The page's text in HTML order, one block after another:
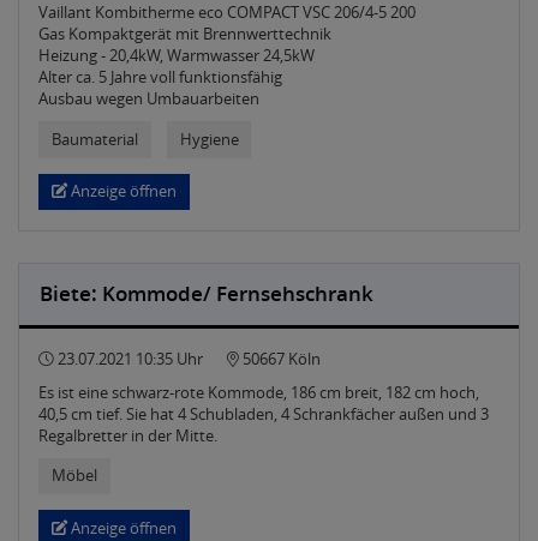
Vaillant Kombitherme eco COMPACT VSC 206/4-5 200
Gas Kompaktgerät mit Brennwerttechnik
Heizung - 20,4kW, Warmwasser 24,5kW
Alter ca. 5 Jahre voll funktionsfähig
Ausbau wegen Umbauarbeiten
Baumaterial
Hygiene
Anzeige öffnen
Biete: Kommode/ Fernsehschrank
23.07.2021 10:35 Uhr
50667 Köln
Es ist eine schwarz-rote Kommode, 186 cm breit, 182 cm hoch,
40,5 cm tief. Sie hat 4 Schubladen, 4 Schrankfächer außen und 3
Regalbretter in der Mitte.
Möbel
Anzeige öffnen